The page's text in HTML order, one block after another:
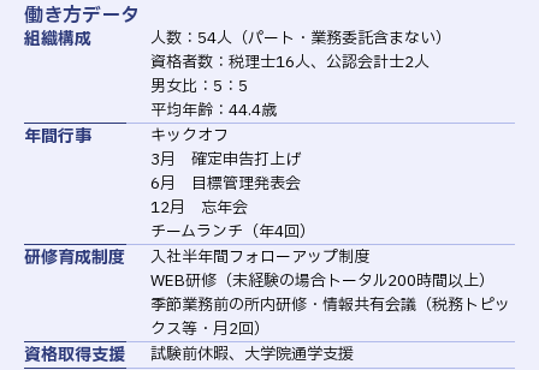
働き方データ
組織構成
人数：54人（パート・業務委託含まない）
資格者数：税理士16人、公認会計士2人
男女比：5：5
平均年齢：44.4歳
年間行事
キックオフ
3月 確定申告打上げ
6月 目標管理発表会
12月 忘年会
チームランチ（年4回）
研修育成制度
入社半年間フォローアップ制度
WEB研修（未経験の場合トータル200時間以上）
季節業務前の所内研修・情報共有会議（税務トピッ
クス等・月2回）
資格取得支援 試験前休暇、大学院通学支援